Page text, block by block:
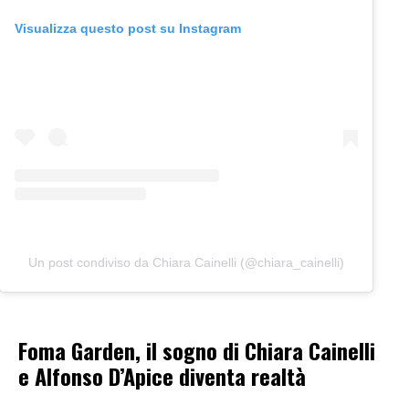
Visualizza questo post su Instagram
Un post condiviso da Chiara Cainelli (@chiara_cainelli)
Foma Garden, il sogno di Chiara Cainelli
e Alfonso D’Apice diventa realtà